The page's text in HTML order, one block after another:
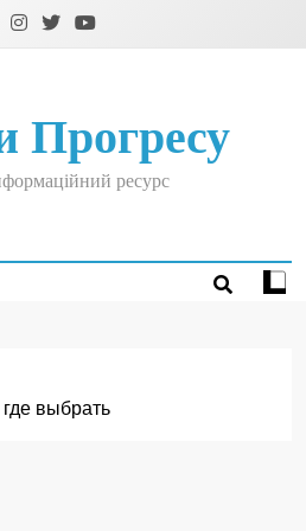
Прогресу
ресурс
выбрать